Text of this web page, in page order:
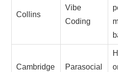
Collins
Vibe
Coding
Cambridge Parasocial